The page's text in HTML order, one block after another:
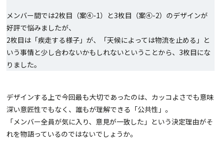
メンバー間では2枚目（案④-1）と3枚目（案④-2）のデザインが
好評で悩みましたが、
2枚目は「疾走する様子」が、「天候によっては物流を止める」と
いう事情と少し合わないかもしれないということから、3枚目にな
りました。
デザインする上で今回最も大切であったのは、カッコよさでも意味
深い意匠性でもなく、誰もが理解できる「公共性」。
「メンバー全員が気に入り、意見が一致した」という決定理由がそ
れを物語っているのではないでしょうか。